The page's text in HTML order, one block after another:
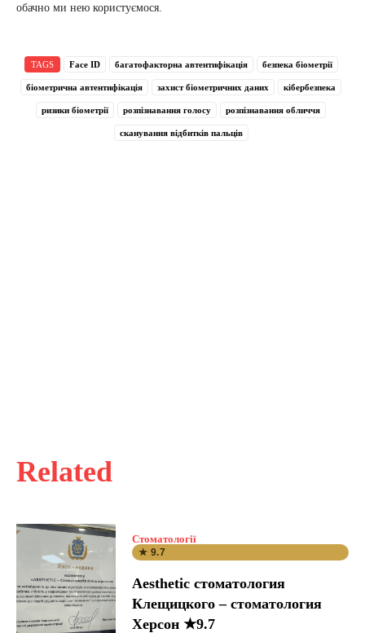
Related
Стоматології
★ 9.7
Aesthetic стоматология
Клещицкого – стоматология
Херсон ★9.7
обачно ми нею користуємося.
TAGS Face ID багатофакторна автентифікація безпека біометрії
біометрична автентифікація захист біометричних даних кібербезпека
ризики біометрії розпізнавання голосу розпізнавання обличчя
сканування відбитків пальців